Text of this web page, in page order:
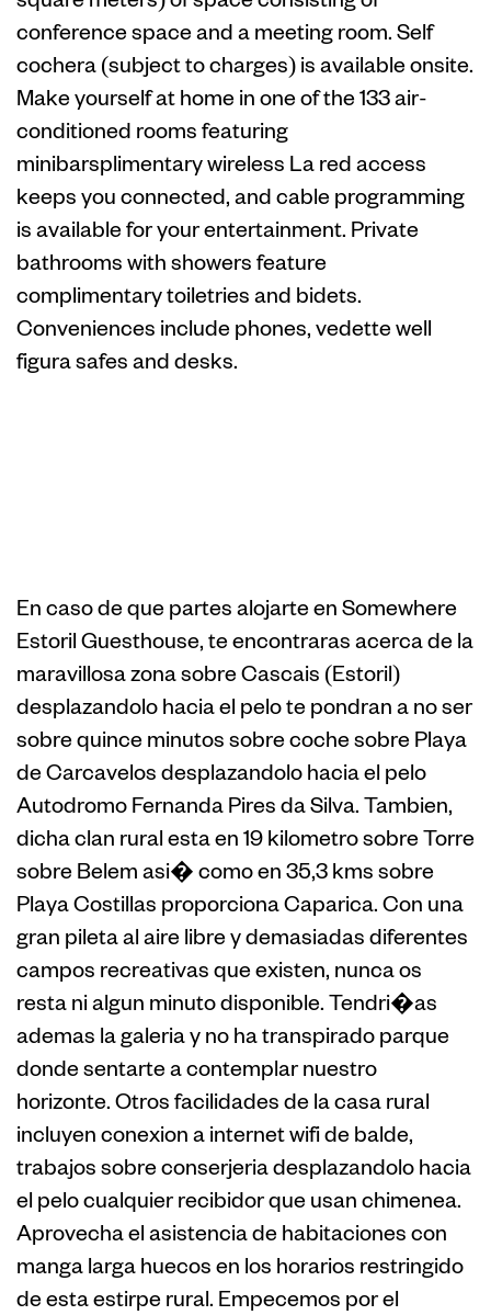
conference space and a meeting room. Self
cochera (subject to charges) is available onsite.
Make yourself at home in one of the 133 air-
conditioned rooms featuring
minibarsplimentary wireless La red access
keeps you connected, and cable programming
is available for your entertainment. Private
bathrooms with showers feature
complimentary toiletries and bidets.
Conveniences include phones, vedette well
figura safes and desks.
En caso de que partes alojarte en Somewhere
Estoril Guesthouse, te encontraras acerca de la
maravillosa zona sobre Cascais (Estoril)
desplazandolo hacia el pelo te pondran a no ser
sobre quince minutos sobre coche sobre Playa
de Carcavelos desplazandolo hacia el pelo
Autodromo Fernanda Pires da Silva. Tambien,
dicha clan rural esta en 19 kilometro sobre Torre
sobre Belem asi� como en 35,3 kms sobre
Playa Costillas proporciona Caparica. Con una
gran pileta al aire libre y demasiadas diferentes
campos recreativas que existen, nunca os
resta ni algun minuto disponible. Tendri�as
ademas la galeria y no ha transpirado parque
donde sentarte a contemplar nuestro
horizonte. Otros facilidades de la casa rural
incluyen conexion a internet wifi de balde,
trabajos sobre conserjeria desplazandolo hacia
el pelo cualquier recibidor que usan chimenea.
Aprovecha el asistencia de habitaciones con
manga larga huecos en los horarios restringido
de esta estirpe rural. Empecemos por el